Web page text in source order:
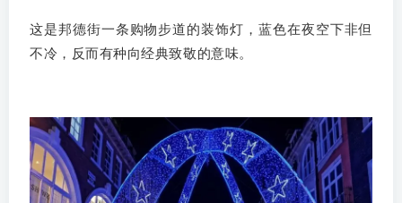
这是邦德街一条购物步道的装饰灯，蓝色在夜空下非但
不冷，反而有种向经典致敬的意味。